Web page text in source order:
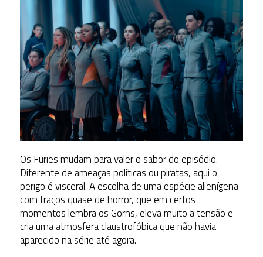
Os Furies mudam para valer o sabor do episódio.
Diferente de ameaças políticas ou piratas, aqui o
perigo é visceral. A escolha de uma espécie alienígena
com traços quase de horror, que em certos
momentos lembra os Gorns, eleva muito a tensão e
cria uma atmosfera claustrofóbica que não havia
aparecido na série até agora.